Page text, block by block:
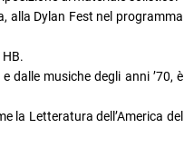
alla Dylan Fest nel programma
dalle musiche degli anni ’70, è
la Letteratura dell’America del